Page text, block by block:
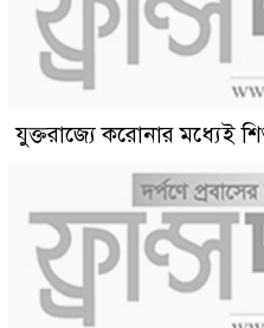
যুক্তরাজ্যে করোনার মধ্যেই